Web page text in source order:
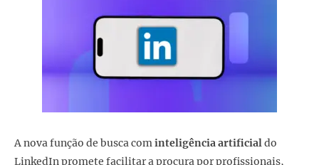
A nova função de busca cominteligência artificialdo
LinkedIn promete facilitar a procura por profissionais,